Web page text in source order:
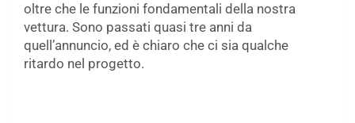
oltre che le funzioni fondamentali della nostra
vettura. Sono passati quasi tre anni da
quell’annuncio, ed è chiaro che ci sia qualche
ritardo nel progetto.